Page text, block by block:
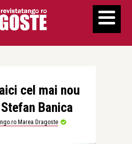
cel mai nou
Banica
Marea Dragoste